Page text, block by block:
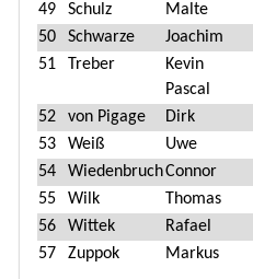
49
Schulz
Malte
50
Schwarze
Joachim
51
Treber
Kevin
Pascal
52
von Pigage
Dirk
53
Weiß
Uwe
54
WiedenbruchConnor
55
Wilk Thomas
56
Wittek
Rafael
57
Zuppok Markus